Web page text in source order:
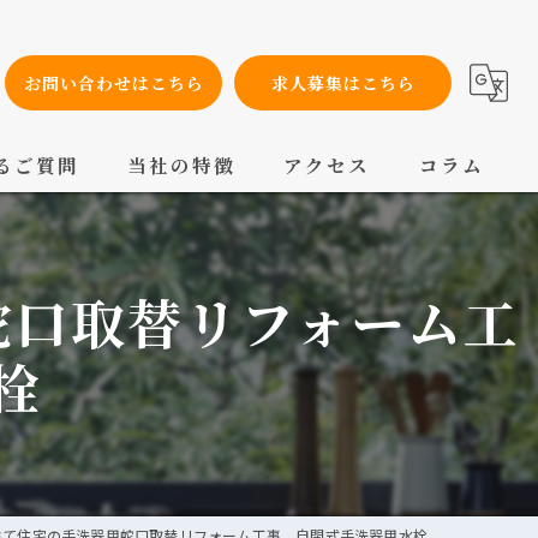
お問い合わせはこちら 求人募集はこちら
ご質問 当社の特徴
設備工事
内装工事
メンテナンス
配管工事
交換
アクセス コラム
取替リフォーム工